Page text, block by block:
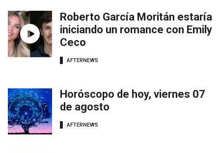
Roberto García Moritán estaría
iniciando un romance con Emily
Ceco
AFTERNEWS
Horóscopo de hoy, viernes 07
de agosto
AFTERNEWS